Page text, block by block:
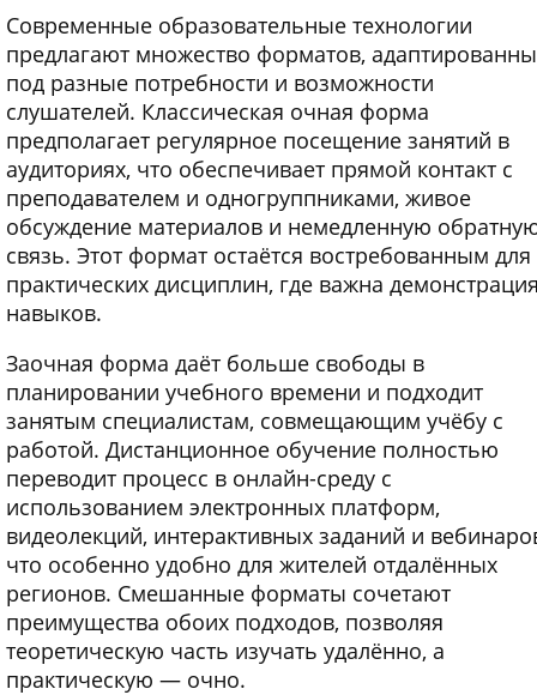
Современные образовательные технологии
предлагают множество форматов,
под разные потребности и возможности
слушателей. Классическая очная форма
предполагает регулярное посещение занятий в
аудиториях, что обеспечивает прямой контакт с
преподавателем и одногруппниками, живое
обсуждение материалов и немедленную
связь. Этот формат остаётся востребованным для
практических дисциплин, где важна
навыков.
Заочная форма даёт больше свободы в
планировании учебного времени и подходит
занятым специалистам, совмещающим учёбу с
работой. Дистанционное обучение полностью
переводит процесс в онлайн-среду с
использованием электронных платформ,
видеолекций, интерактивных заданий и
что особенно удобно для жителей отдалённых
регионов. Смешанные форматы сочетают
преимущества обоих подходов, позволяя
теоретическую часть изучать удалённо, а
практическую — очно.